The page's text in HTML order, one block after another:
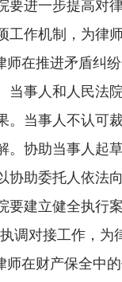
进一步提高对律
工作机制，为律
推进矛盾纠纷
当事人和人民法
。当事人不认可
。协助当事人起
协助委托人依法
立健全执行案
调对接工作，为
财产保全中的